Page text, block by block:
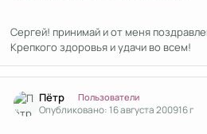
Сергей! принимай и от меня
Крепкого здоровья и удачи во всем!
Пётр Пользователи
Опубликовано:16 августа 200916 г